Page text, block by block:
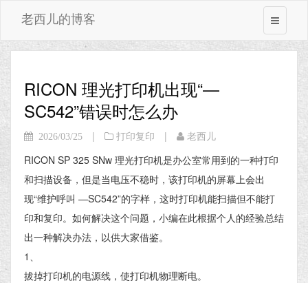
老西儿的博客
RICON 理光打印机出现“—
SC542”错误时怎么办
2026/03/25 | 打印复印 | 老西儿
RICON SP 325 SNw 理光打印机是办公室常用到的一种打印
和扫描设备，但是当电压不稳时，该打印机的屏幕上会出
现“维护呼叫 —SC542”的字样，这时打印机能扫描但不能打
印和复印。如何解决这个问题，小编在此根据个人的经验总结
出一种解决办法，以供大家借鉴。
1、
拔掉打印机的电源线，使打印机物理断电。